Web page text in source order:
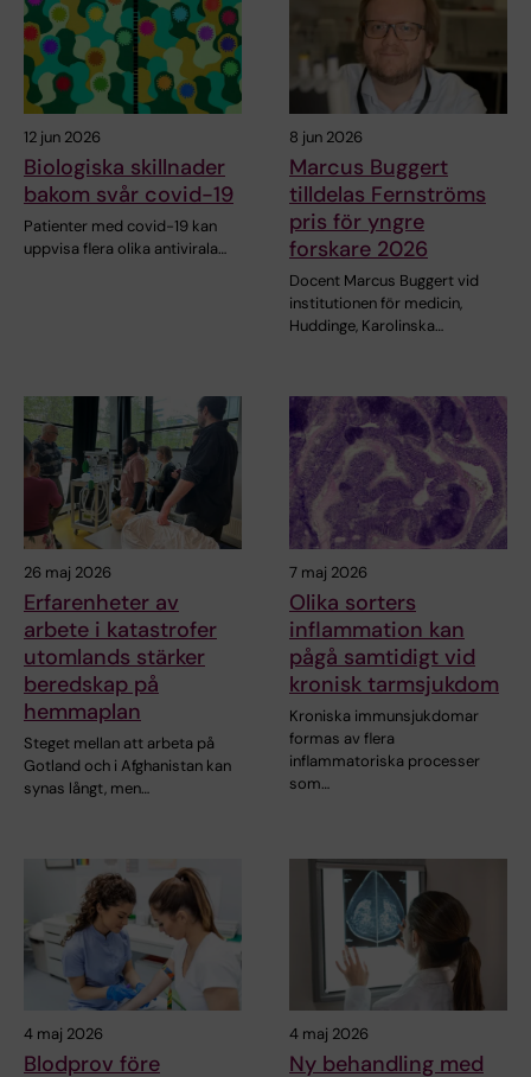
12 jun 2026
Biologiska skillnader
bakom svår covid-19
Patienter med covid-19 kan
uppvisa flera olika antivirala…
8 jun 2026
Marcus Buggert
tilldelas Fernströms
pris för yngre
forskare 2026
Docent Marcus Buggert vid
institutionen för medicin,
Huddinge, Karolinska…
26 maj 2026
Erfarenheter av
arbete i katastrofer
utomlands stärker
beredskap på
hemmaplan
Steget mellan att arbeta på
Gotland och i Afghanistan kan
synas långt, men…
7 maj 2026
Olika sorters
inflammation kan
pågå samtidigt vid
kronisk tarmsjukdom
Kroniska immunsjukdomar
formas av flera
inflammatoriska processer
som…
4 maj 2026
Blodprov före
4 maj 2026
Ny behandling med